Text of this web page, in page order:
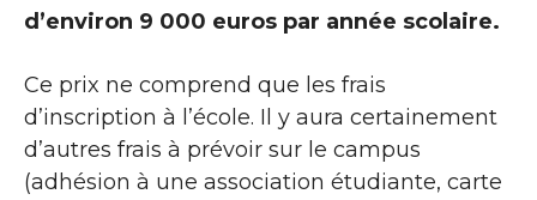
d’environ 9 000 euros par année scolaire.
Ce prix ne comprend que les frais
d’inscription à l’école. Il y aura certainement
d’autres frais à prévoir sur le campus
(adhésion à une association étudiante, carte